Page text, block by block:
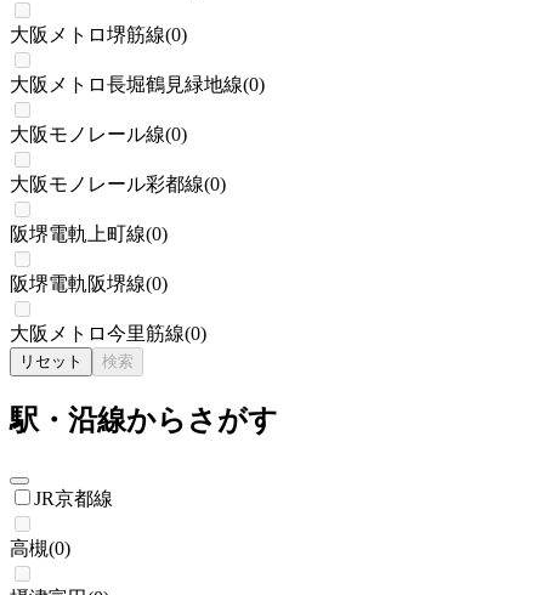
大阪メトロ堺筋線(0)
大阪メトロ長堀鶴見緑地線(0)
大阪モノレール線(0)
大阪モノレール彩都線(0)
阪堺電軌上町線(0)
阪堺電軌阪堺線(0)
大阪メトロ今里筋線(0)
リセット 検索
駅・沿線からさがす
JR京都線
高槻(0)